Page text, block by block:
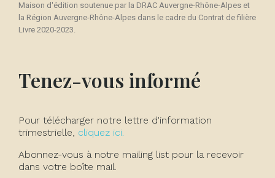
Maison d'édition soutenue par la DRAC Auvergne-Rhône-Alpes et
la Région Auvergne-Rhône-Alpes dans le cadre du Contrat de filière
Livre 2020-2023.
Tenez-vous informé
Pour télécharger notre lettre d'information
trimestrielle, cliquez ici.
Abonnez-vous à notre mailing list pour la recevoir
dans votre boîte mail.